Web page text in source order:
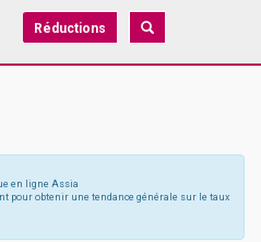
Réductions
en ligne Assia
pour obtenir une tendance générale sur le taux